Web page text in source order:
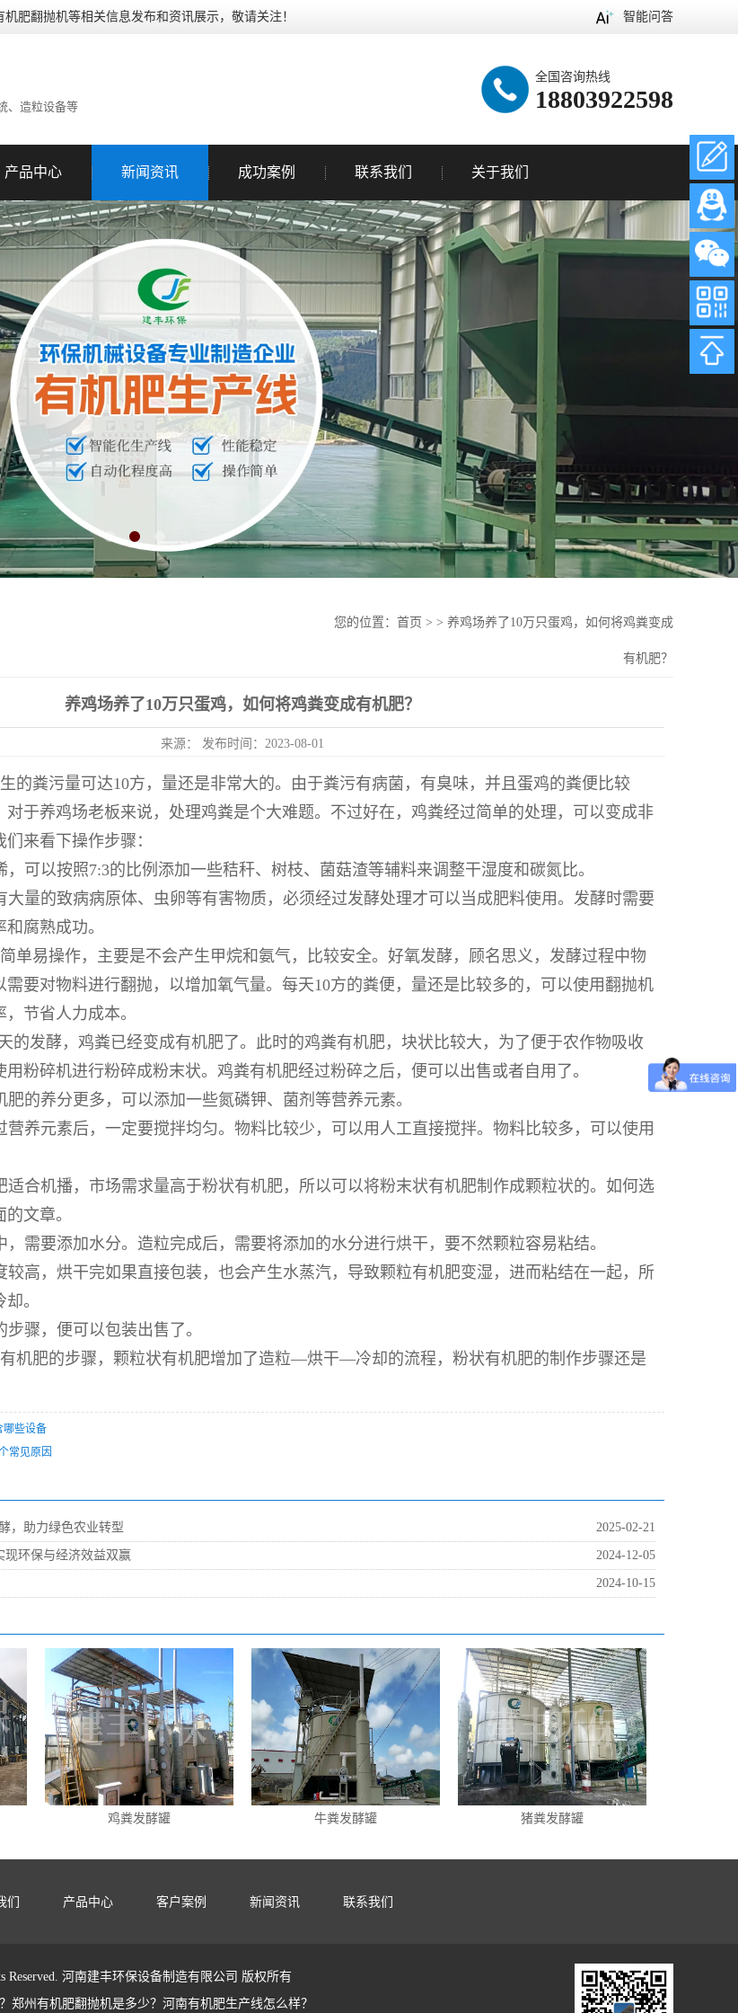
肥翻抛机等相关信息发布和资讯展示，敬请关注！ 智能问答
、造粒设备等
全国咨询热线
18803922598
产品中心 新闻资讯 成功案例 联系我们 关于我们
您的位置： 首页 > > 养鸡场养了10万只蛋鸡，如何将鸡粪变成
有机肥？
养鸡场养了10万只蛋鸡，如何将鸡粪变成有机肥？
来源： 发布时间：2023-08-01
的粪污量可达10方，量还是非常大的。由于粪污有病菌，有臭味，并且蛋鸡的粪便比较
对于养鸡场老板来说，处理鸡粪是个大难题。不过好在，鸡粪经过简单的处理，可以变成非
来看下操作步骤：
，可以按照7:3的比例添加一些秸秆、树枝、菌菇渣等辅料来调整干湿度和碳氮比。
大量的致病病原体、虫卵等有害物质，必须经过发酵处理才可以当成肥料使用。发酵时需要
腐熟成功。
单易操作，主要是不会产生甲烷和氨气，比较安全。好氧发酵，顾名思义，发酵过程中物
要对物料进行翻抛，以增加氧气量。每天10方的粪便，量还是比较多的，可以使用翻抛机
节省人力成本。
的发酵，鸡粪已经变成有机肥了。此时的鸡粪有机肥，块状比较大，为了便于农作物吸收
粉碎机进行粉碎成粉末状。鸡粪有机肥经过粉碎之后，便可以出售或者自用了。
的养分更多，可以添加一些氮磷钾、菌剂等营养元素。
营养元素后，一定要搅拌均匀。物料比较少，可以用人工直接搅拌。物料比较多，可以使用
适合机播，市场需求量高于粉状有机肥，所以可以将粉末状有机肥制作成颗粒状的。如何选
文章。
，需要添加水分。造粒完成后，需要将添加的水分进行烘干，要不然颗粒容易粘结。
较高，烘干完如果直接包装，也会产生水蒸汽，导致颗粒有机肥变湿，进而粘结在一起，所
。
骤，便可以包装出售了。
机肥的步骤，颗粒状有机肥增加了造粒—烘干—冷却的流程，粉状有机肥的制作步骤还是
哪些设备
常见原因
，助力绿色农业转型 2025-02-21
现环保与经济效益双赢 2024-12-05
2024-10-15
鸡粪发酵罐 牛粪发酵罐 猪粪发酵罐
们 产品中心 客户案例 新闻资讯 联系我们
Reserved. 河南建丰环保设备制造有限公司 版权所有
郑州有机肥翻抛机是多少？河南有机肥生产线怎么样？